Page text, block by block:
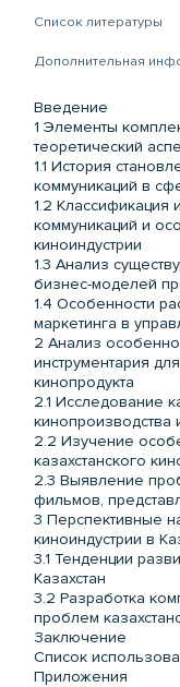
Список литературы
Дополнительная
Введение
1 Элементы
теоретический
1.1 История
коммуникаций в
1.2 Классификация
коммуникаций и
киноиндустрии
1.3 Анализ
бизнес-моделей
1.4 Особенности
маркетинга в
2 Анализ
инструментария
кинопродукта
2.1 Исследование
кинопроизводства
2.2 Изучение
казахстанского
2.3 Выявление
фильмов,
3 Перспективные
киноиндустрии в
3.1 Тенденции
Казахстан
3.2 Разработка
проблем
Заключение
Список
Приложения